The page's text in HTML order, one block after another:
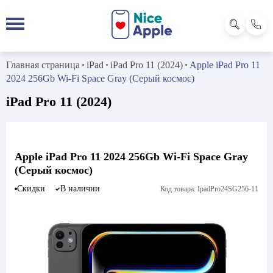
Главная страница iPad iPad Pro 11 (2024)
Apple iPad Pro 11
2024 256Gb Wi-Fi Space Gray (Серый космос)
iPad Pro 11 (2024)
Apple iPad Pro 11 2024 256Gb Wi-Fi Space Gray
(Серый космос)
Скидки В наличии Код товара: IpadPro24SG256-11